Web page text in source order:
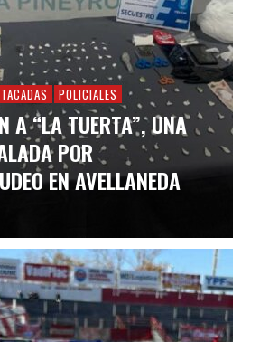
POLICIALES
A “LA TUERTA”, UNA
POR
EN AVELLANEDA